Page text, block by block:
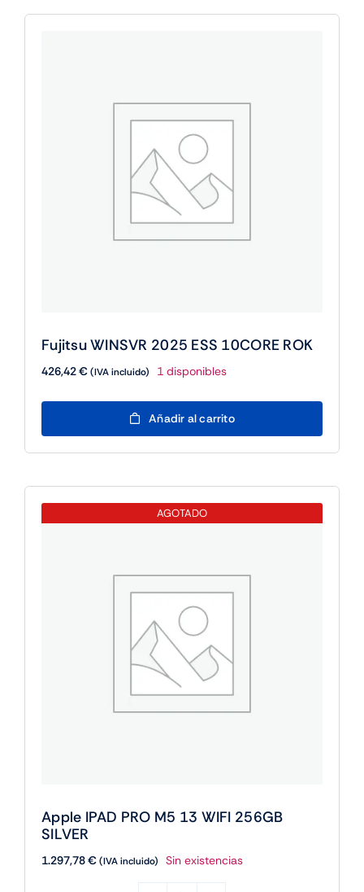
Fujitsu WINSVR 2025 ESS 10CORE ROK
426,42€(IVA incluido) 1 disponibles
Fujitsu
WINSVR
10CORE
ROK
Añadir al carrito
AGOTADO
Apple IPAD PRO M5 13 WIFI 256GB
SILVER
1.297,78€(IVA incluido) Sin existencias